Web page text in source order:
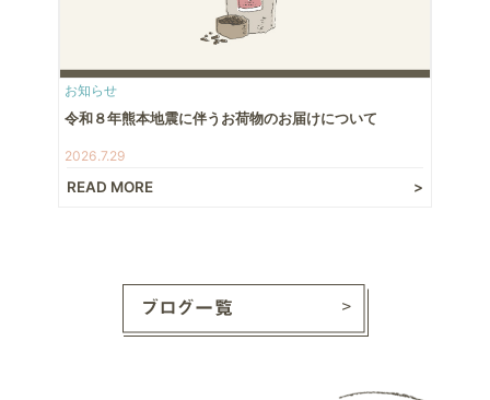
お知らせ
令和８年熊本地震に伴うお荷物のお届けについて
2026.7.29
READ MORE